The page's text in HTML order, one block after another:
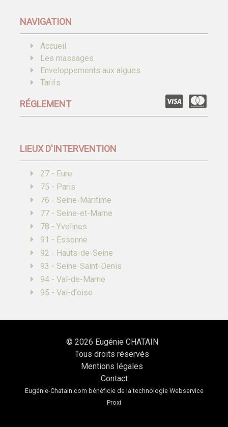
NAVIGATION
Accueil
Les massages
Enveloppements aux algues
Tarifs
RÉGLEMENT
LIEUX D'INTERVENTION
27 - Eure
75 - Paris
76 - Seine-Maritime
77 - Seine-et-Marne
78 - Yvelines
91 - Essonne
92 - Hauts-de-Seine
93 - Seine-Saint-Denis
94 - Val-de-Marne
95 - Val-d'oise
© 2026 Eugénie CHATAIN
Tous droits réservés
Mentions légales
Contact
Eugénie-Chatain.com bénéficie de la technologie Webservice
Proxi